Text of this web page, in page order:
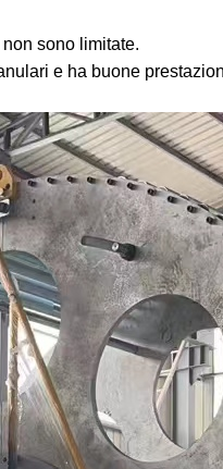
sono limitate.
e ha buone